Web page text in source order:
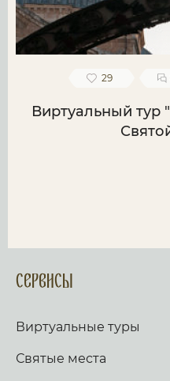
29
Виртуальный тур
Сервисы
Виртуальные туры
Святые места